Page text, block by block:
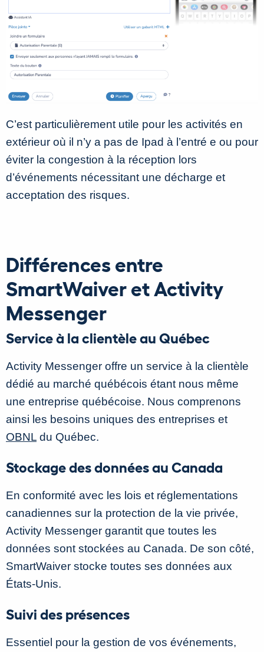
C’est particulièrement utile pour les activités en
extérieur où il n’y a pas de Ipad à l’entré e ou pour
éviter la congestion à la réception lors
d’événements nécessitant une décharge et
acceptation des risques.
Différences entre
SmartWaiver et Activity
Messenger
Service à la clientèle au Québec
Activity Messenger offre un service à la clientèle
dédié au marché québécois étant nous même
une entreprise québécoise. Nous comprenons
ainsi les besoins uniques des entreprises et
OBNL du Québec.
Stockage des données au Canada
En conformité avec les lois et réglementations
canadiennes sur la protection de la vie privée,
Activity Messenger garantit que toutes les
données sont stockées au Canada. De son côté,
SmartWaiver stocke toutes ses données aux
États-Unis.
Suivi des présences
Essentiel pour la gestion de vos événements,